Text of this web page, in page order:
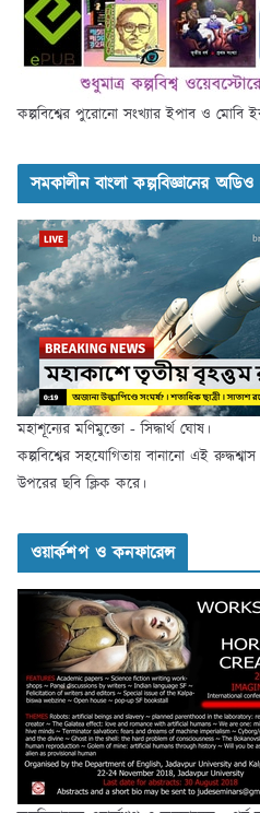
কল্পবিশ্বের পুরোনো সংখ্যার ইপাব ও মোবি
সমকালীন বাংলা কল্পবিজ্ঞানের অডিও
মহাশূন্যের মণিমুক্তো - সিদ্ধার্থ ঘোষ।
কল্পবিশ্বের সহযোগিতায় বানানো এই
উপরের ছবি ক্লিক করে।
ওয়ার্কশপ ও কনফারেন্স